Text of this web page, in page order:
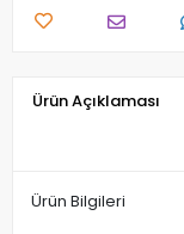
Ürün Açıklaması
Ürün Bilgileri